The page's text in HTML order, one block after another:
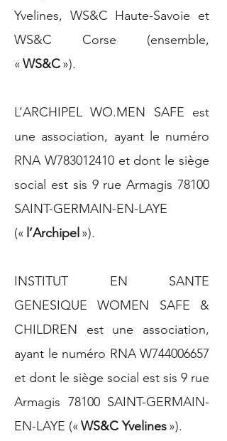
Yvelines, WS&C Haute-Savoie et
WS&C Corse (ensemble,
«WS&C»).
L’ARCHIPEL WO.MEN SAFE est
une association, ayant le numéro
RNA W783012410 et dont le siège
social est sis 9 rue Armagis 78100
SAINT-GERMAIN-EN-LAYE
(« l’Archipel »).
INSTITUT EN SANTE
GENESIQUE WOMEN SAFE &
CHILDREN est une association,
ayant le numéro RNA W744006657
et dont le siège social est sis 9 rue
Armagis 78100 SAINT-GERMAIN-
EN-LAYE («WS&C Yvelines»).